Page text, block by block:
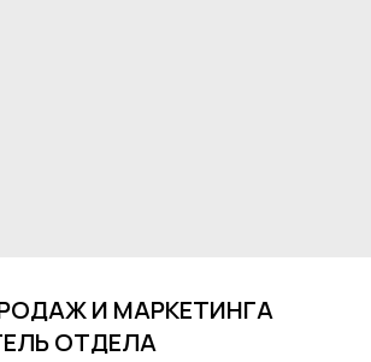
И МАРКЕТИНГА
ОТДЕЛА